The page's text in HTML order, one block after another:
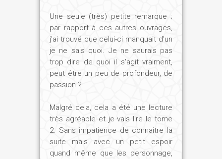
d'un jeune homme tout à fait atypique...
Comment le définiriez-vous ?
Ch. J. :Iker est orphelin, recueilli par un
vieux scribe dans le village de
Médamoud, proche de Thèbes (Louxor).
Sachant lire et écrire, le jeune homme
désire devenir scribe et écrivain, pour
tenter de trouver une nouvelle expression
à la pensée de ses modèles, les anciens
sages.
A la fois réservé et passionné, profond et
Une seule (très) petite remarque ;
par rapport à ces autres ouvrages,
j'ai trouvé que celui-ci manquait d'un
je ne sais quoi. Je ne saurais pas
trop dire de quoi il s'agit vraiment,
peut être un peu de profondeur, de
passion ?
Malgré cela, cela a été une lecture
très agréable et je vais lire le tome
2. Sans impatience de connaitre la
suite mais avec un petit espoir
quand même que les personnage,